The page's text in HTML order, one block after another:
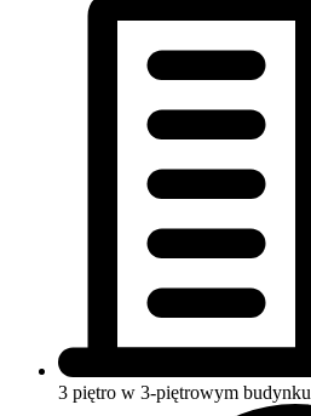
3 piętro w 3-piętrowym budynku